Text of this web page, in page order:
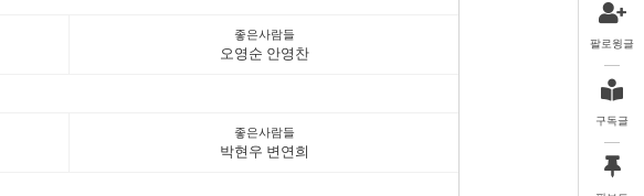
좋은사람들
오영순 안영찬
좋은사람들
박현우 변연희
팔로윙글
구독글